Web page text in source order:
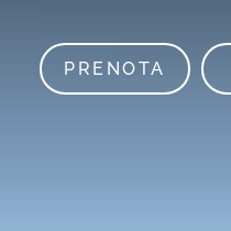
PRENOTA